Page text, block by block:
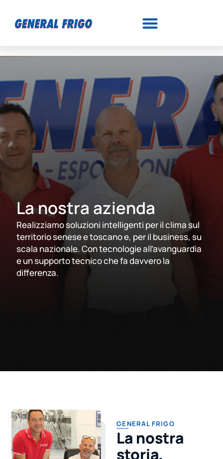
La nostra azienda
Realizziamo soluzioni intelligenti per il clima sul
territorio senese e toscano e, per il business, su
scala nazionale. Con tecnologie all’avanguardia
e un supporto tecnico che fa davvero la
differenza.
GENERAL FRIGO
La nostra
storia,